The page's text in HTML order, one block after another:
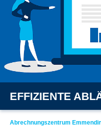
EFFIZIENTE
Abrechnungszentrum